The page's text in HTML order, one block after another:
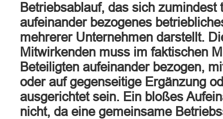
Betriebsablauf, das sich zumindest
aufeinander bezogenes
mehrerer Unternehmen darstellt.
Mitwirkenden muss im faktischen
Beteiligten aufeinander bezogen,
oder auf gegenseitige Ergänzung
ausgerichtet sein. Ein bloßes
nicht, da eine gemeinsame